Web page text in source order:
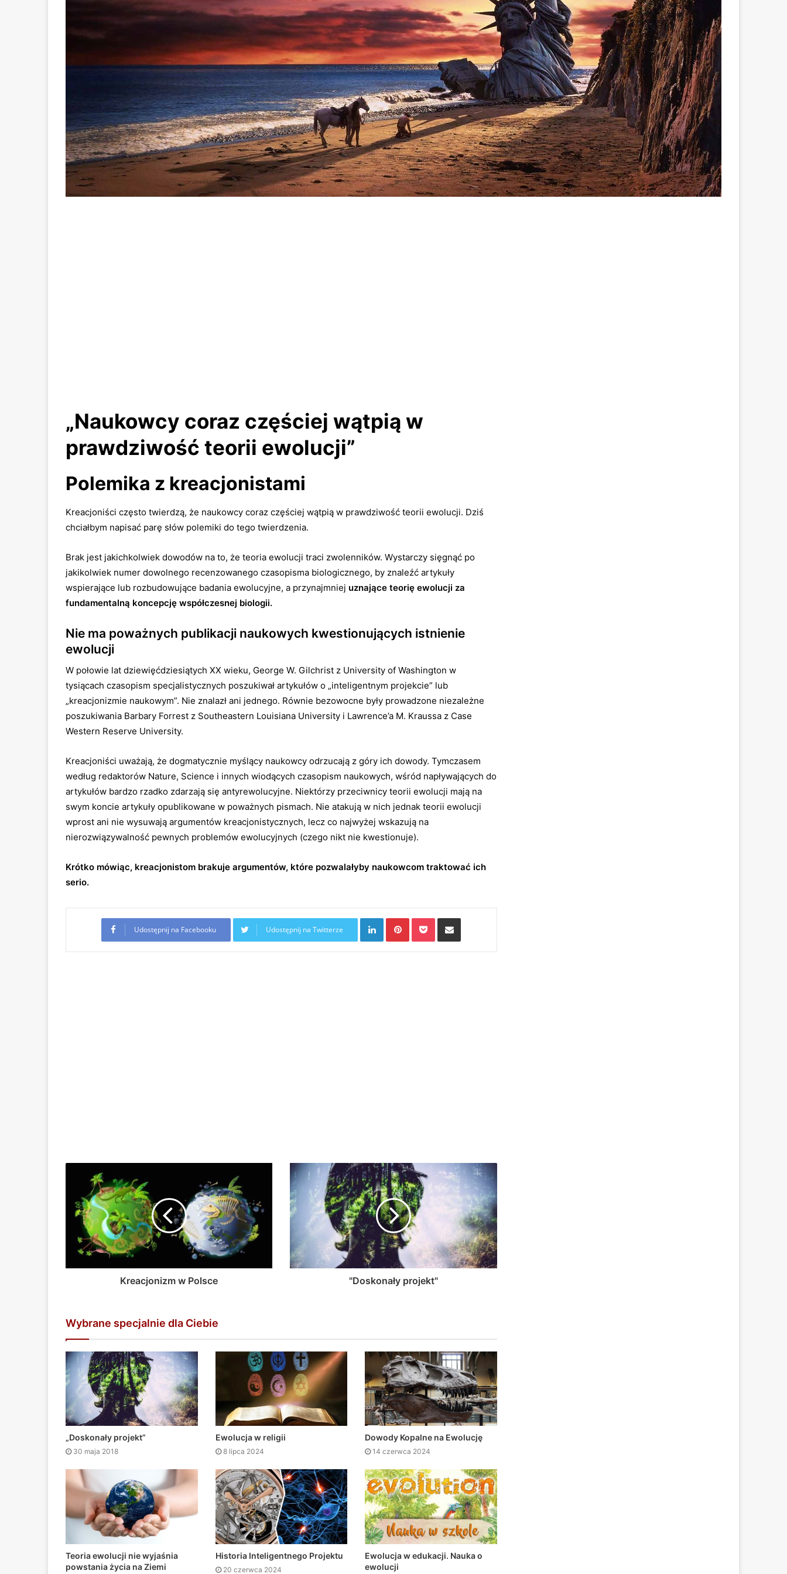
„Naukowcy coraz częściej wątpią w
prawdziwość teorii ewolucji”
Polemika z kreacjonistami
Kreacjoniści często twierdzą, że naukowcy coraz częściej wątpią w prawdziwość teorii ewolucji. Dziś
chciałbym napisać parę słów polemiki do tego twierdzenia.
Brak jest jakichkolwiek dowodów na to, że teoria ewolucji traci zwolenników. Wystarczy sięgnąć po
jakikolwiek numer dowolnego recenzowanego czasopisma biologicznego, by znaleźć artykuły
wspierające lub rozbudowujące badania ewolucyjne, a przynajmniej uznające teorię ewolucji za
fundamentalną koncepcję współczesnej biologii.
Nie ma poważnych publikacji naukowych kwestionujących istnienie
ewolucji
W połowie lat dziewięćdziesiątych XX wieku, George W. Gilchrist z University of Washington w
tysiącach czasopism specjalistycznych poszukiwał artykułów o „inteligentnym projekcie” lub
„kreacjonizmie naukowym”. Nie znalazł ani jednego. Równie bezowocne były prowadzone niezależne
poszukiwania Bar­bary Forrest z Southeastern Louisiana University i Lawren­ce’a M. Kraussa z Case
Western Reserve University.
Kreacjoniści uważają, że dogmatycznie myślący naukowcy odrzucają z góry ich dowody. Tymczasem
według redaktorów Nature, Science i innych wiodących czasopism naukowych, wśród napływających do
artykułów bardzo rzadko zdarzają się antyrewolucyjne. Niektórzy przeciwnicy teorii ewolucji mają na
swym koncie artykuły opublikowane w poważnych pismach. Nie atakują w nich jednak teorii ewolucji
wprost ani nie wysuwają argumentów kreacjonistycznych, lecz co najwyżej wskazują na
nierozwiązywalność pewnych problemów ewolucyjnych (czego nikt nie kwestionuje).
Krótko mówiąc, kreacjonistom brakuje argumentów, które pozwalałyby naukowcom traktować ich
serio.
Udostępnij na Facebooku Udostępnij na Twitterze
LinkedIn Pinterest Pocket
Kreacjonizm w Polsce "Doskonały projekt"
Wybrane specjalnie dla Ciebie
„Doskonały projekt”
30 maja 2018
Ewolucja w religii
8 lipca 2024
Dowody Kopalne na Ewolucję
14 czerwca 2024
Teoria ewolucji nie wyjaśnia
powstania życia na Ziemi
Historia Inteligentnego Projektu
20 czerwca 2024
Ewolucja w edukacji. Nauka o
ewolucji